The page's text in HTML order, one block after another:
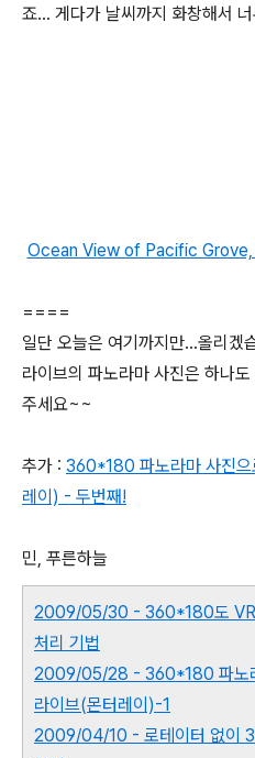
죠... 게다가 날씨까지 화창해서
Ocean View of Pacific
====
일단 오늘은 여기까지만...올리겠
라이브의 파노라마 사진은 하나
주세요~~
추가 : 360*180 파노라마 사진으
레이) - 두번째!
민, 푸른하늘
2009/05/30 - 360*180도 VR
처리 기법
2009/05/28 - 360*180 파노
라이브(몬터레이)-1
2009/04/10 - 로테이터 없이